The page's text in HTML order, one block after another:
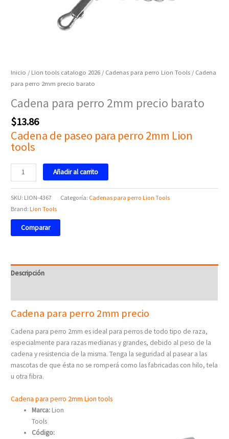
Inicio / Lion tools catalogo 2026 / Cadenas para perro Lion Tools / Cadena
para perro 2mm precio barato
Cadena para perro 2mm precio barato
$13.86
Cadena de paseo para perro 2mm Lion
tools
Añadir al carrito
SKU: LION-4367 Categoría: Cadenas para perro Lion Tools
Brand:Lion Tools
Comparar
Descripción
Cadena para perro 2mm precio
Cadena para perro 2mm es ideal para perros de todo tipo de raza,
especialmente para razas medianas y grandes, debido al peso de la
cadena y resistencia de la misma. Tenga la seguridad al pasear a las
mascotas de que ésta no se romperá como las fabricadas con hilo, tela
u otra fibra.
Cadena para perro 2mm Lion tools
Marca: Lion
Tools
Código: